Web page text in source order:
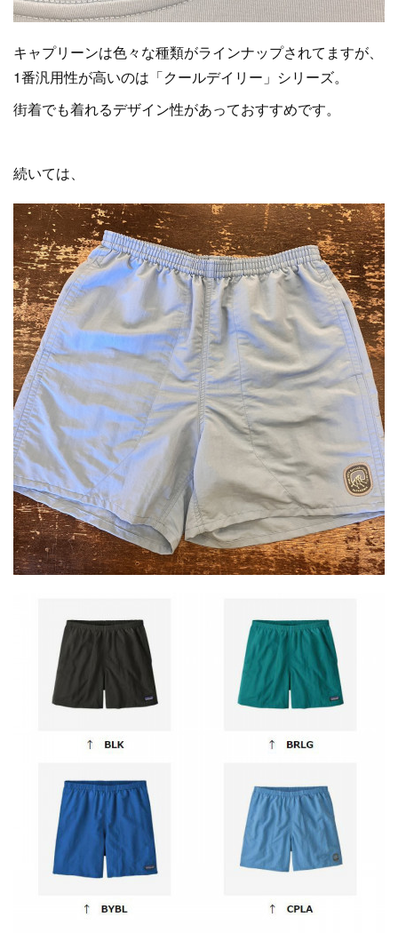
キャプリーンは色々な種類がラインナップされてますが、
1番汎用性が高いのは「クールデイリー」シリーズ。
街着でも着れるデザイン性があっておすすめです。
続いては、